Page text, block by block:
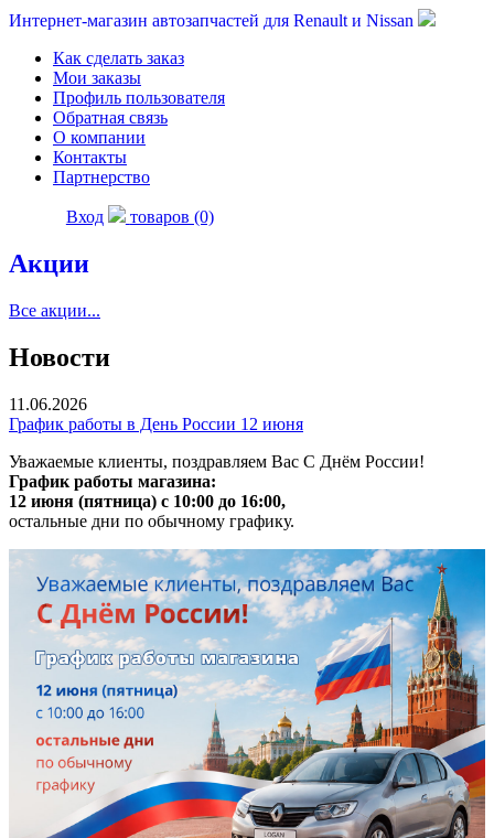
Интернет-магазин автозапчастей для Renault и Nissan
Как сделать заказ
Мои заказы
Профиль пользователя
Обратная связь
О компании
Контакты
Партнерство
Вход товаров (0)
Акции
Все акции...
Новости
11.06.2026
График работы в День России 12 июня
Уважаемые клиенты, поздравляем Вас С Днём России!
График работы магазина:
12 июня (пятница) с 10:00 до 16:00,
остальные дни по обычному графику.